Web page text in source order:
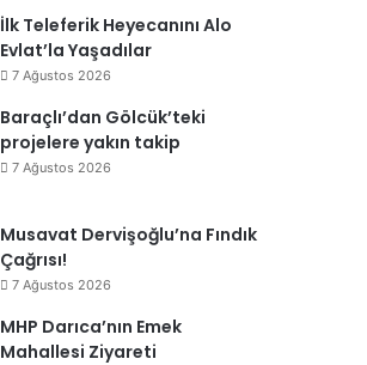
İlk Teleferik Heyecanını Alo
Evlat’la Yaşadılar
7 Ağustos 2026
Baraçlı’dan Gölcük’teki
projelere yakın takip
7 Ağustos 2026
Musavat Dervişoğlu’na Fındık
Çağrısı!
7 Ağustos 2026
MHP Darıca’nın Emek
Mahallesi Ziyareti